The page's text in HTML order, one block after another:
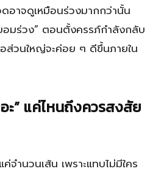
อาจดูเหมือนร่วงมากกว่านั้น
อมร่วง” ตอนตั้งครรภ์กำลังกลับ
ส่วนใหญ่จะค่อย ๆ ดีขึ้นภายใน
ะ” แค่ไหนถึงควรสงสัย
ำนวนเส้น เพราะแทบไม่มีใคร